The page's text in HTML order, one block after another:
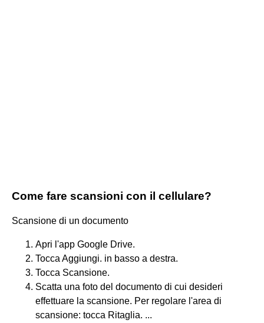
Come fare scansioni con il cellulare?
Scansione di un documento
Apri l'app Google Drive.
Tocca Aggiungi. in basso a destra.
Tocca Scansione.
Scatta una foto del documento di cui desideri
effettuare la scansione. Per regolare l'area di
scansione: tocca Ritaglia. ...